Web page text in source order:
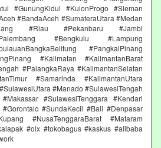
#GunungKidul #KulonProgo #Sleman
#BandaAceh #SumateraUtara #Medan
#Riau #Pekanbaru #Jambi
#Bengkulu #Lampung
#PangkalPinang
#Kalimatan #KalimantanBarat
#PalangkaRaya #KalimantanSelatan
#Samarinda #KalimantanUtara
#Manado #SulawesiTengah
#SulawesiTenggara #Kendari
#SundaKecil #Bali #Denpasar
#NusaTenggaraBarat #Mataram
#olx #tokobagus #kaskus #alibaba